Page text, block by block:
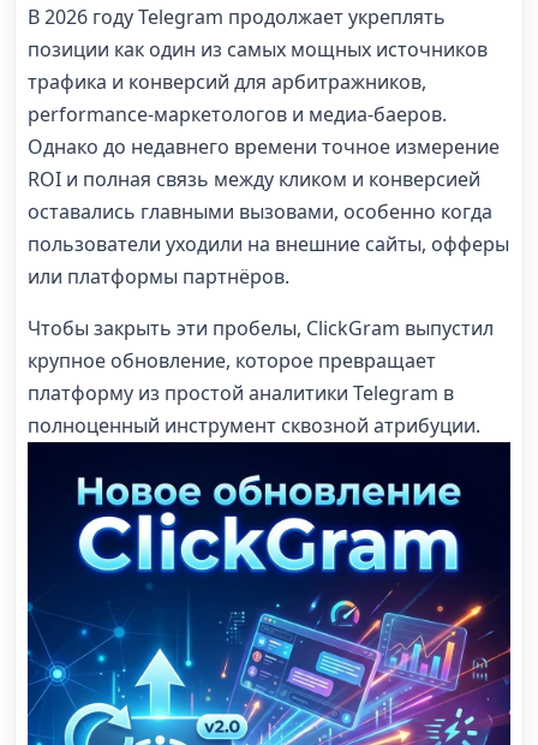
В 2026 году Telegram продолжает укреплять
позиции как один из самых мощных источников
трафика и конверсий для арбитражников,
performance-маркетологов и медиа-баеров.
Однако до недавнего времени точное измерение
ROI и полная связь между кликом и конверсией
оставались главными вызовами, особенно когда
пользователи уходили на внешние сайты, офферы
или платформы партнёров.
Чтобы закрыть эти пробелы, ClickGram выпустил
крупное обновление, которое превращает
платформу из простой аналитики Telegram в
полноценный инструмент сквозной атрибуции.